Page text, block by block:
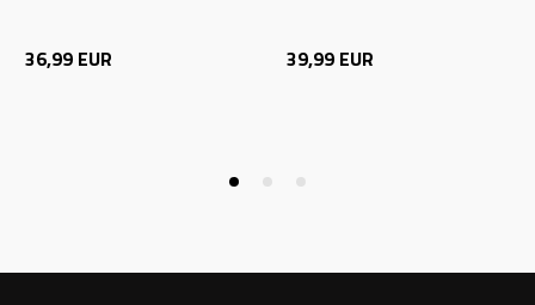
36,99 EUR 39,99 EUR